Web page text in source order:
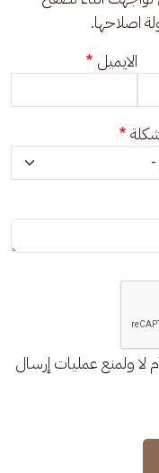
اصلاحها.
الايميل
لا ولمنع عمليات إرسال